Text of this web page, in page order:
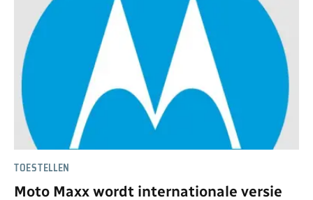
TOESTELLEN
Moto Maxx wordt internationale versie